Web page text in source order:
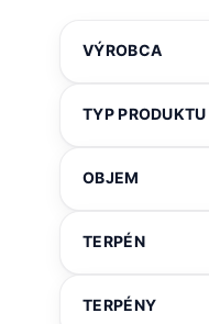
VÝROBCA
TYP PRODUKTU
OBJEM
TERPÉN
TERPÉNY